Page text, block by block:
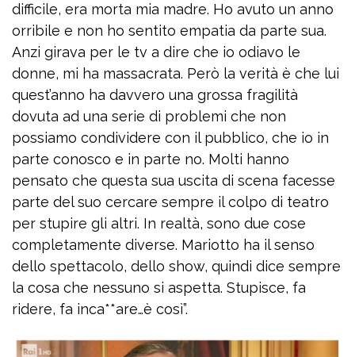
difficile, era morta mia madre. Ho avuto un anno
orribile e non ho sentito empatia da parte sua.
Anzi girava per le tv a dire che io odiavo le
donne, mi ha massacrata. Però la verità è che lui
quest’anno ha davvero una grossa fragilità
dovuta ad una serie di problemi che non
possiamo condividere con il pubblico, che io in
parte conosco e in parte no. Molti hanno
pensato che questa sua uscita di scena facesse
parte del suo cercare sempre il colpo di teatro
per stupire gli altri. In realtà, sono due cose
completamente diverse. Mariotto ha il senso
dello spettacolo, dello show, quindi dice sempre
la cosa che nessuno si aspetta. Stupisce, fa
ridere, fa inca**are…è così”.